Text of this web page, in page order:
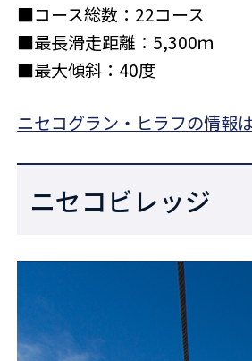
■コース総数：22コース
■最長滑走距離：5,300ｍ
■最大傾斜：40度
ニセコグラン・ヒラフの情報
ニセコビレッジ